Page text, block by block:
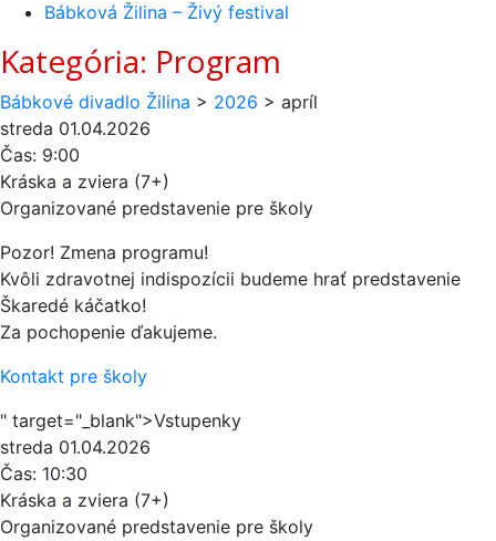
Bábková Žilina – Živý festival
Kategória: Program
Bábkové divadlo Žilina > 2026 > apríl
streda 01.04.2026
Čas: 9:00
Kráska a zviera (7+)
Organizované predstavenie pre školy
Pozor! Zmena programu!
Kvôli zdravotnej indispozícii budeme hrať predstavenie
Škaredé káčatko!
Za pochopenie ďakujeme.
Kontakt pre školy
" target="_blank">Vstupenky
streda 01.04.2026
Čas: 10:30
Kráska a zviera (7+)
Organizované predstavenie pre školy